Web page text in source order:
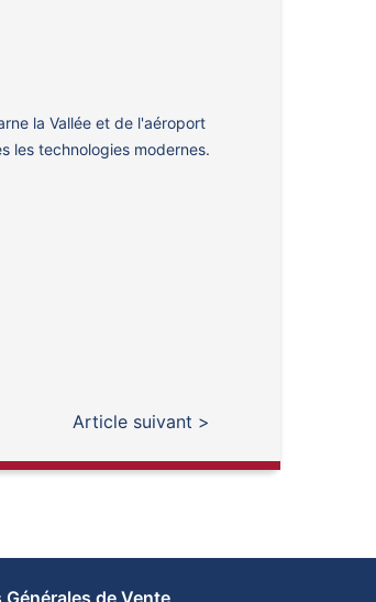
la Vallée et de l'aéroport
les technologies modernes.
Article suivant >
de Vente